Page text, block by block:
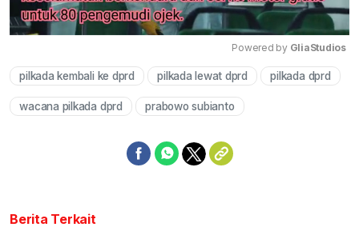
Mute
Powered by GliaStudios
pilkada kembali ke dprd pilkada lewat dprd pilkada dprd
wacana pilkada dprd prabowo subianto
Berita Terkait